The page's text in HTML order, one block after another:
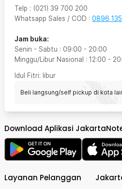
Telp : (021) 39 700 200
Whatsapp Sales / COD : 0896
Jam buka:
Senin - Sabtu : 09:00 - 20:00
Minggu/Libur Nasional : 12:00 -
Idul Fitri: libur
Beli langsung/self pickup di kota
Download Aplikasi
Layanan Pelanggan